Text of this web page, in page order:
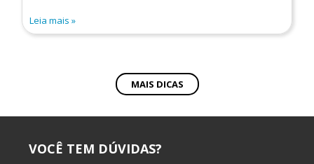
Leia mais
MAIS DICAS
VOCÊ TEM DÚVIDAS?